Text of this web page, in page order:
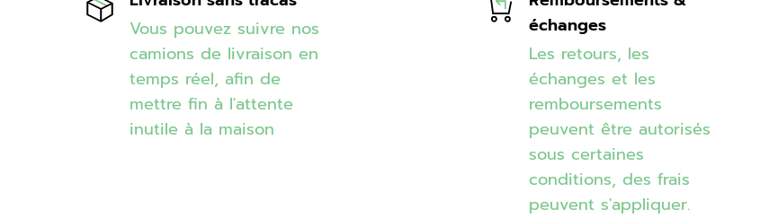
Vous pouvez suivre nos
camions de livraison en
temps réel, afin de
mettre fin à l'attente
inutile à la maison
échanges
Les retours, les
échanges et les
remboursements
peuvent être autorisés
sous certaines
conditions, des frais
peuvent s'appliquer.